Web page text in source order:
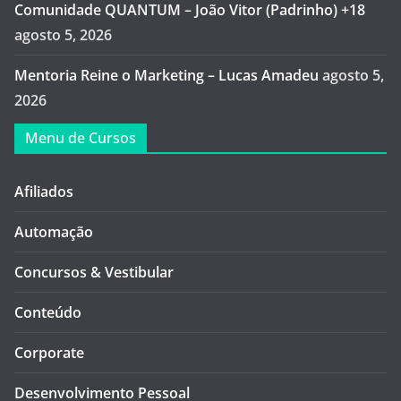
Comunidade QUANTUM – João Vitor (Padrinho) +18
agosto 5, 2026
Mentoria Reine o Marketing – Lucas Amadeu agosto 5,
2026
Menu de Cursos
Afiliados
Automação
Concursos & Vestibular
Conteúdo
Corporate
Desenvolvimento Pessoal